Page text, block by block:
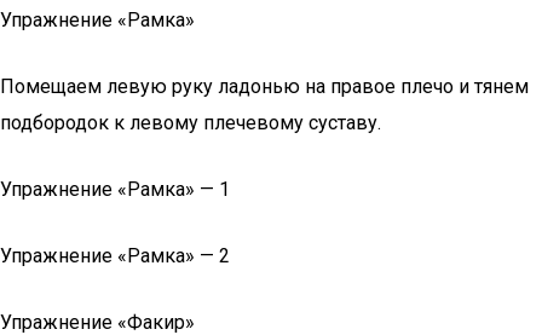
Упражнение «Рамка»
Помещаем левую руку ладонью на правое плечо и тянем
подбородок к левому плечевому суставу.
Упражнение «Рамка» — 1
Упражнение «Рамка» — 2
Упражнение «Факир»